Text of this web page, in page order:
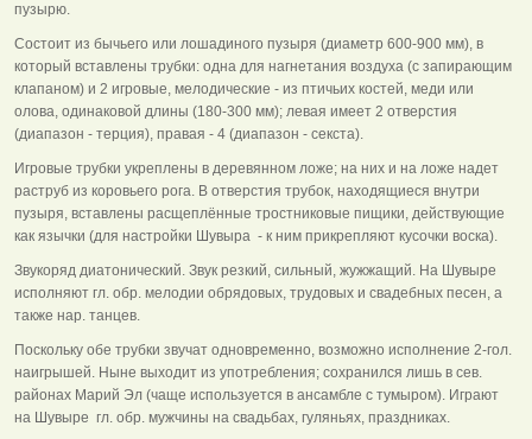
пузырю.
Состоит из бычьего или лошадиного пузыря (диаметр 600-900 мм), в
который вставлены трубки: одна для нагнетания воздуха (с запирающим
клапаном) и 2 игровые, мелодические - из птичьих костей, меди или
олова, одинаковой длины (180-300 мм); левая имеет 2 отверстия
(диапазон - терция), правая - 4 (диапазон - секста).
Игровые трубки укреплены в деревянном ложе; на них и на ложе надет
раструб из коровьего рога. В отверстия трубок, находящиеся внутри
пузыря, вставлены расщеплённые тростниковые пищики, действующие
как язычки (для настройки Шувыра - к ним прикрепляют кусочки воска).
Звукоряд диатонический. Звук резкий, сильный, жужжащий. На Шувыре
исполняют гл. обр. мелодии обрядовых, трудовых и свадебных песен, а
также нар. танцев.
Поскольку обе трубки звучат одновременно, возможно исполнение 2-гол.
наигрышей. Ныне выходит из употребления; сохранился лишь в сев.
районах Mapий Эл (чаще используется в ансамбле с тумыром). Играют
на Шувыре гл. обр. мужчины на свадьбах, гуляньях, праздниках.